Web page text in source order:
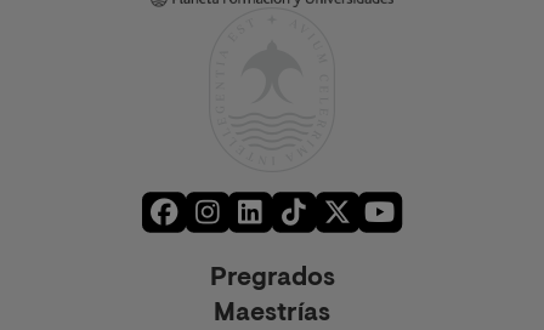
Pregrados
Maestrías